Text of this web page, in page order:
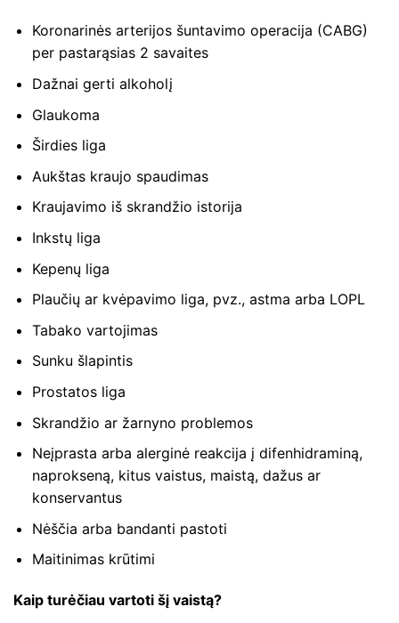
Koronarinės arterijos šuntavimo operacija (CABG)
per pastarąsias 2 savaites
Dažnai gerti alkoholį
Glaukoma
Širdies liga
Aukštas kraujo spaudimas
Kraujavimo iš skrandžio istorija
Inkstų liga
Kepenų liga
Plaučių ar kvėpavimo liga, pvz., astma arba LOPL
Tabako vartojimas
Sunku šlapintis
Prostatos liga
Skrandžio ar žarnyno problemos
Neįprasta arba alerginė reakcija į difenhidraminą,
naprokseną, kitus vaistus, maistą, dažus ar
konservantus
Nėščia arba bandanti pastoti
Maitinimas krūtimi
Kaip turėčiau vartoti šį vaistą?